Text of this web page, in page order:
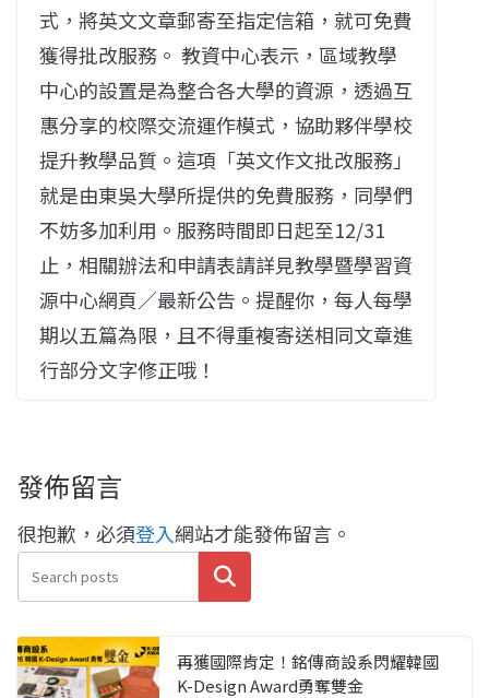
式，將英文文章郵寄至指定信箱，就可免費
獲得批改服務。 教資中心表示，區域教學
中心的設置是為整合各大學的資源，透過互
惠分享的校際交流運作模式，協助夥伴學校
提升教學品質。這項「英文作文批改服務」
就是由東吳大學所提供的免費服務，同學們
不妨多加利用。服務時間即日起至12/31
止，相關辦法和申請表請詳見教學暨學習資
源中心網頁／最新公告。提醒你，每人每學
期以五篇為限，且不得重複寄送相同文章進
行部分文字修正哦！
發佈留言
很抱歉，必須登入網站才能發佈留言。
搜尋
再獲國際肯定！銘傳商設系閃耀韓國
K-Design Award勇奪雙金